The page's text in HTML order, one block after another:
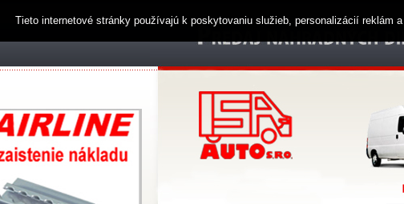
Tieto internetové stránky používajú k poskytovaniu služieb, personalizácií